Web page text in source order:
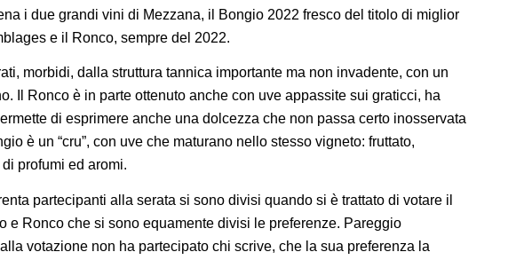
i due grandi vini di Mezzana, il Bongio 2022 fresco del titolo di miglior
e il Ronco, sempre del 2022.
morbidi, dalla struttura tannica importante ma non invadente, con un
Il Ronco è in parte ottenuto anche con uve appassite sui graticci, ha
di esprimere anche una dolcezza che non passa certo inosservata
è un “cru”, con uve che maturano nello stesso vigneto: fruttato,
profumi ed aromi.
partecipanti alla serata si sono divisi quando si è trattato di votare il
e Ronco che si sono equamente divisi le preferenze. Pareggio
votazione non ha partecipato chi scrive, che la sua preferenza la